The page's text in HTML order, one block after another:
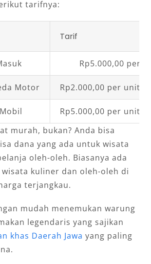
tarifnya:
Tarif
Rp5.000,00 per
Motor Rp2.000,00 per unit
Rp5.000,00 per unit
murah, bukan? Anda bisa
dana yang ada untuk wisata
oleh-oleh. Biasanya ada
kuliner dan oleh-oleh di
terjangkau.
mudah menemukan warung
legendaris yang sajikan
khas Daerah Jawa yang paling